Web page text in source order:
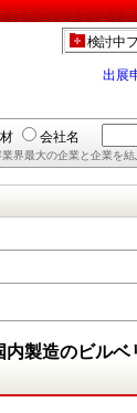
検討中
出展
会社名
界最大の企業と企業を
製造のビルベ